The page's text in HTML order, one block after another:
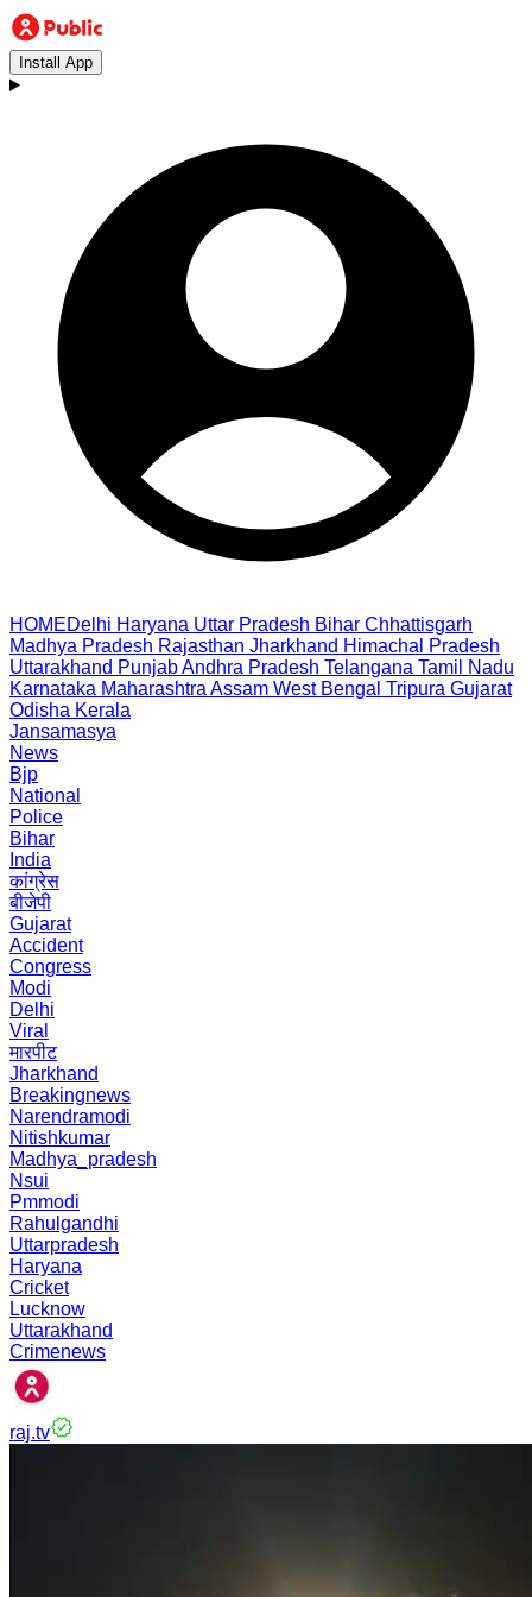
Install App
HOMEDelhi Haryana Uttar Pradesh Bihar Chhattisgarh
Madhya Pradesh Rajasthan Jharkhand Himachal Pradesh
Uttarakhand PunjabAndhra Pradesh Telangana Tamil Nadu
Karnataka Maharashtra Assam West Bengal Tripura Gujarat
Odisha Kerala
Jansamasya
News
Bjp
National
Police
Bihar
India
कांग्रेस
बीजेपी
Gujarat
Accident
Congress
Modi
Delhi
Viral
मारपीट
Jharkhand
Breakingnews
Narendramodi
Nitishkumar
Madhya_pradesh
Nsui
Pmmodi
Rahulgandhi
Uttarpradesh
Haryana
Cricket
Lucknow
Uttarakhand
Crimenews
raj.tv